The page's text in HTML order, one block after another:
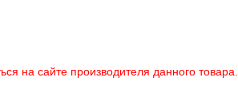
на сайте производителя данного товара.